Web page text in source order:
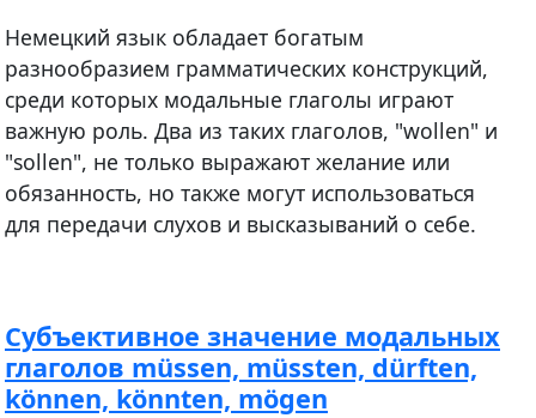
Немецкий язык обладает богатым
разнообразием грамматических конструкций,
среди которых модальные глаголы играют
важную роль. Два из таких глаголов, "wollen" и
"sollen", не только выражают желание или
обязанность, но также могут использоваться
для передачи слухов и высказываний о себе.
Субъективное значение модальных
глаголов müssen, müssten, dürften,
können, könnten, mögen